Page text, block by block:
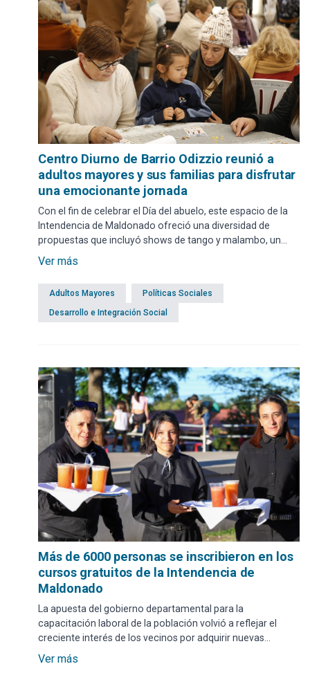
Centro Diurno de Barrio Odizzio reunió a
adultos mayores y sus familias para disfrutar
una emocionante jornada
Con el fin de celebrar el Día del abuelo, este espacio de la
Intendencia de Maldonado ofreció una diversidad de
propuestas que incluyó shows de tango y malambo, un
rincón de los recuerdos, bingo familiar y un momento
conocer los nuevos talleres que se imparten en ese Centro
durante las tardes de los días hábiles y con inscripciones
habilitadas.
Ver más
Adultos Mayores
Políticas Sociales
Desarrollo e Integración Social
Más de 6000 personas se inscribieron en los
cursos gratuitos de la Intendencia de
Maldonado
La apuesta del gobierno departamental para la
capacitación laboral de la población volvió a reflejar el
creciente interés de los vecinos por adquirir nuevas
herramientas de formación para el desarrollo personal y
Ver más